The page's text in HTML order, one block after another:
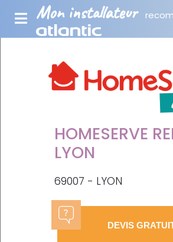
Mon installateur
HOMESERVE
LYON
69007 - LYON
DEVIS